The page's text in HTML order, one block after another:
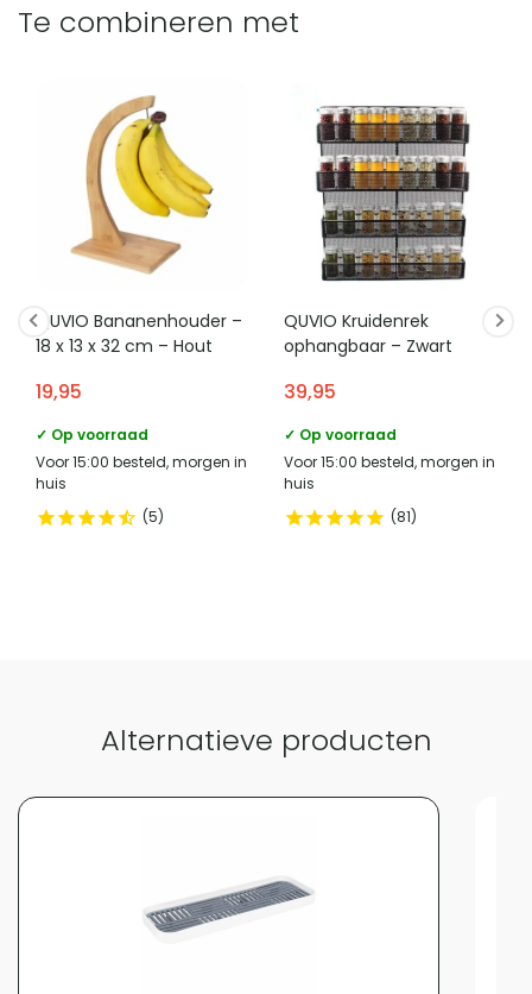
Te combineren met
QUVIO Bananenhouder –
18 x 13 x 32 cm – Hout
19,95
✓ Op voorraad
Voor 15:00 besteld, morgen in
huis
5
QUVIO Kruidenrek
ophangbaar – Zwart
39,95
✓ Op voorraad
Voor 15:00 besteld, morgen in
huis
81
Alternatieve producten